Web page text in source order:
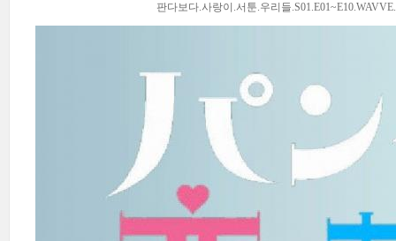
판다보다.사랑이.서툰.우리들